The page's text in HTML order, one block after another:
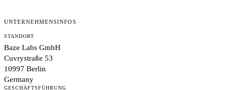
UNTERNEHMENSINFOS
STANDORT
Baze Labs GmbH
Cuvrystraße 53
10997 Berlin
Germany
GESCHÄFTSFÜHRUNG